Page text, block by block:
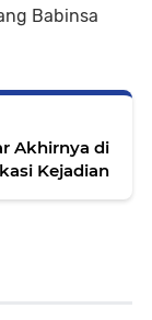
Babinsa
Akhirnya di
Kejadian